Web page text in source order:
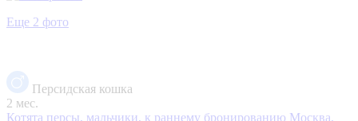
Еще 2 фото
Персидская кошка
2 мес.
Котята персы, мальчики, к раннему бронированию Москва,